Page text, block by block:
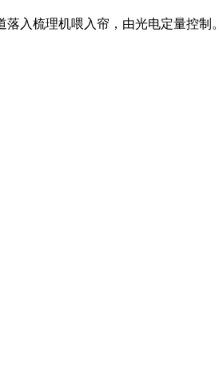
入梳理机喂入帘，由光电定量控制。